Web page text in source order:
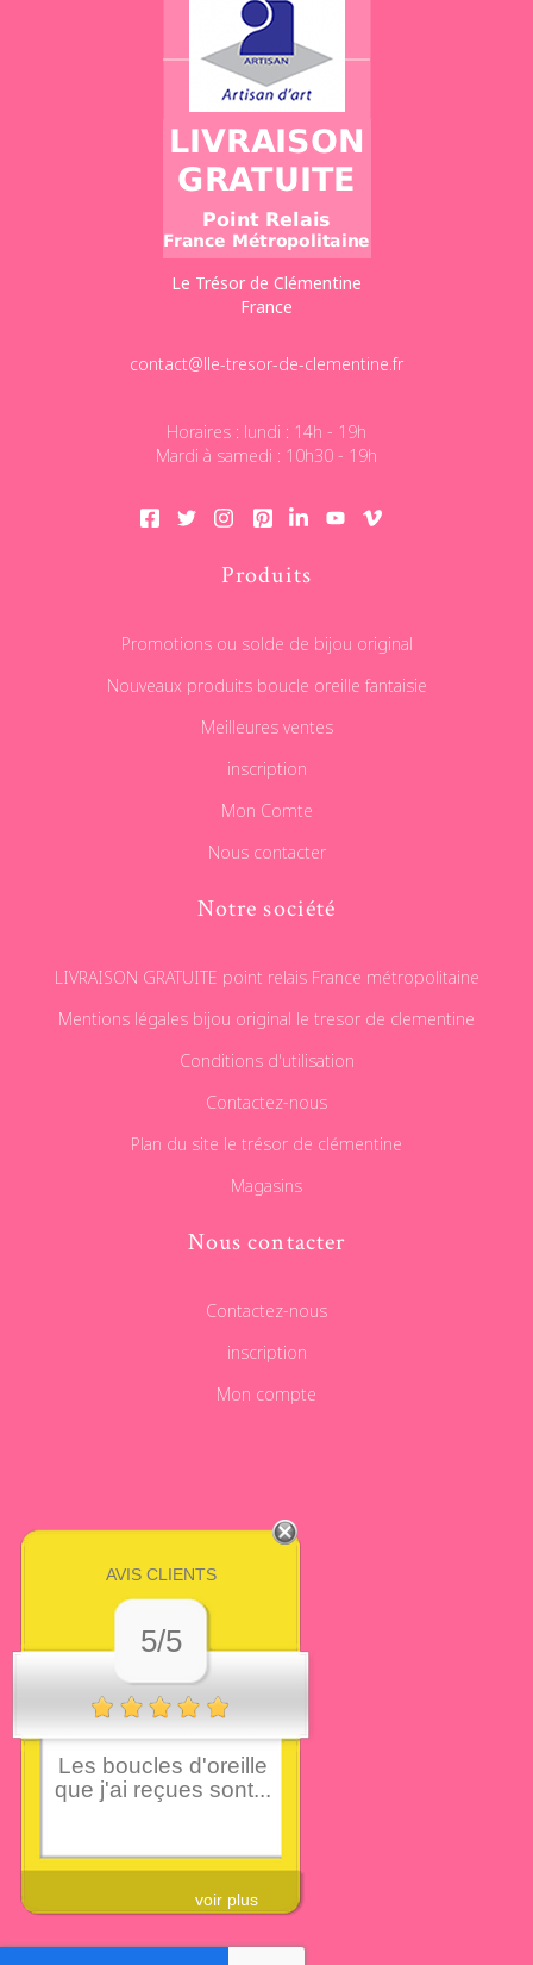
Le Trésor de Clémentine
France
contact@lle-tresor-de-clementine.fr
Horaires : lundi : 14h - 19h
Mardi à samedi : 10h30 - 19h
Produits
Promotions ou solde de bijou original
Nouveaux produits boucle oreille fantaisie
Meilleures ventes
inscription
Mon Comte
Nous contacter
Notre société
LIVRAISON GRATUITE point relais France métropolitaine
Mentions légales bijou original le tresor de clementine
Conditions d'utilisation
Contactez-nous
Plan du site le trésor de clémentine
Magasins
Nous contacter
Contactez-nous
inscription
Mon compte
AVIS CLIENTS
5/5
Les boucles d'oreille
que j'ai reçues sont...
voir plus